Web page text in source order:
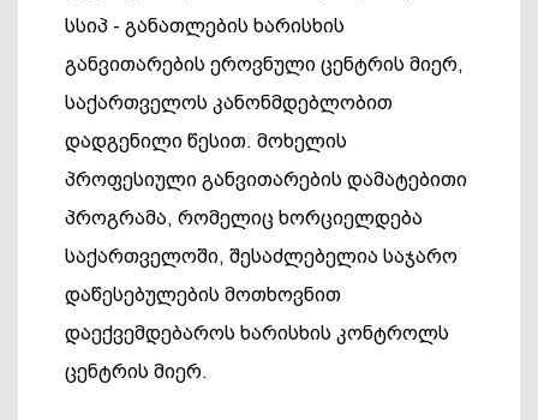
სსიპ - განათლების ხარისხის
განვითარების ეროვნული ცენტრის მიერ,
საქართველოს კანონმდებლობით
დადგენილი წესით. მოხელის
პროფესიული განვითარების დამატებითი
პროგრამა, რომელიც ხორციელდება
საქართველოში, შესაძლებელია საჯარო
დაწესებულების მოთხოვნით
დაექვემდებაროს ხარისხის კონტროლს
ცენტრის მიერ.